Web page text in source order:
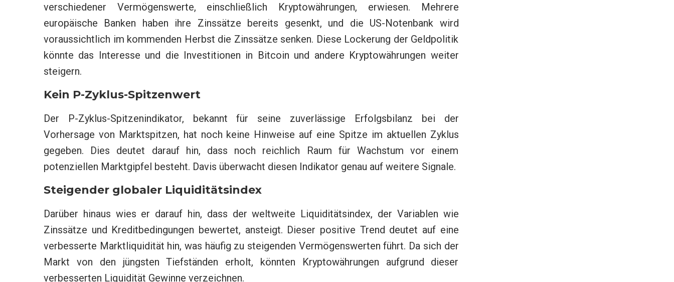
verschiedener Vermögenswerte, einschließlich Kryptowährungen, erwiesen. Mehrere
europäische Banken haben ihre Zinssätze bereits gesenkt, und die US-Notenbank wird
voraussichtlich im kommenden Herbst die Zinssätze senken. Diese Lockerung der Geldpolitik
könnte das Interesse und die Investitionen in Bitcoin und andere Kryptowährungen weiter
steigern.
Kein P-Zyklus-Spitzenwert
Der P-Zyklus-Spitzenindikator, bekannt für seine zuverlässige Erfolgsbilanz bei der
Vorhersage von Marktspitzen, hat noch keine Hinweise auf eine Spitze im aktuellen Zyklus
gegeben. Dies deutet darauf hin, dass noch reichlich Raum für Wachstum vor einem
potenziellen Marktgipfel besteht. Davis überwacht diesen Indikator genau auf weitere Signale.
Steigender globaler Liquiditätsindex
Darüber hinaus wies er darauf hin, dass der weltweite Liquiditätsindex, der Variablen wie
Zinssätze und Kreditbedingungen bewertet, ansteigt. Dieser positive Trend deutet auf eine
verbesserte Marktliquidität hin, was häufig zu steigenden Vermögenswerten führt. Da sich der
Markt von den jüngsten Tiefständen erholt, könnten Kryptowährungen aufgrund dieser
verbesserten Liquidität Gewinne verzeichnen.